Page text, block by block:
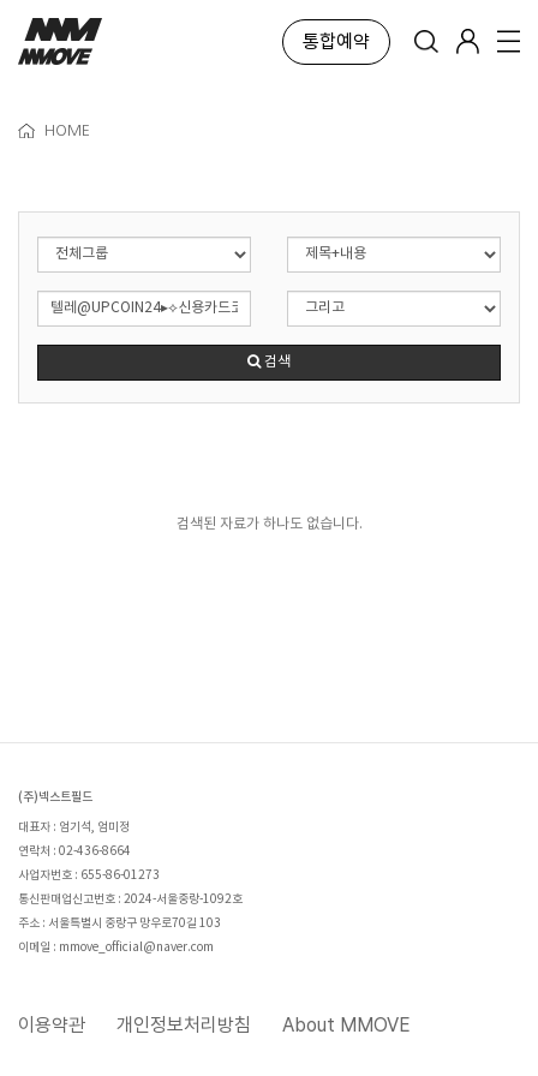
통합예약
HOME
검색
검색된 자료가 하나도 없습니다.
(주)넥스트필드
대표자 : 엄기석, 엄미정
연락처 : 02-436-8664
사업자번호 : 655-86-01273
통신판매업신고번호 : 2024-서울중랑-1092호
주소 : 서울특별시 중랑구 망우로70길 103
이메일 : mmove_official@naver.com
이용약관 개인정보처리방침 About MMOVE